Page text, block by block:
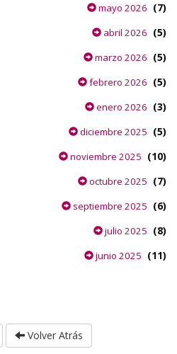
mayo 2026 (7)
abril 2026 (5)
marzo 2026 (5)
febrero 2026 (5)
enero 2026 (3)
diciembre 2025 (5)
noviembre 2025 (10)
octubre 2025 (7)
septiembre 2025 (6)
julio 2025 (8)
junio 2025 (11)
Volver Atrás